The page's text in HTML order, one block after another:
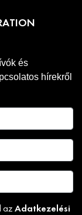
és
hírekről
az Adatkezelési